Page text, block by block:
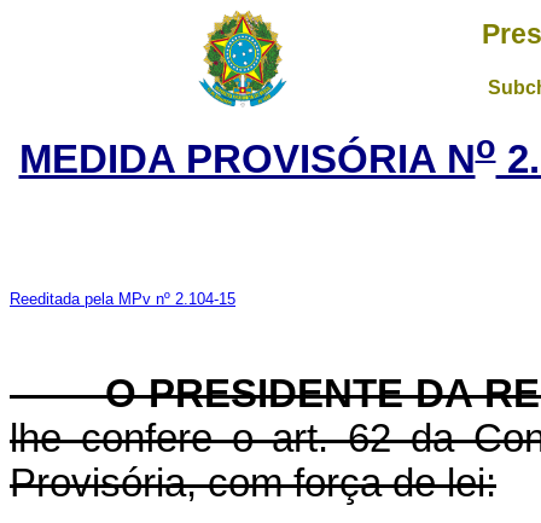
MEDIDA PROVISÓRIA No
Reeditada pela MPv nº 2.104-15
O PRESIDENTE DA
lhe confere o art. 62 da
Provisória, com força de lei: